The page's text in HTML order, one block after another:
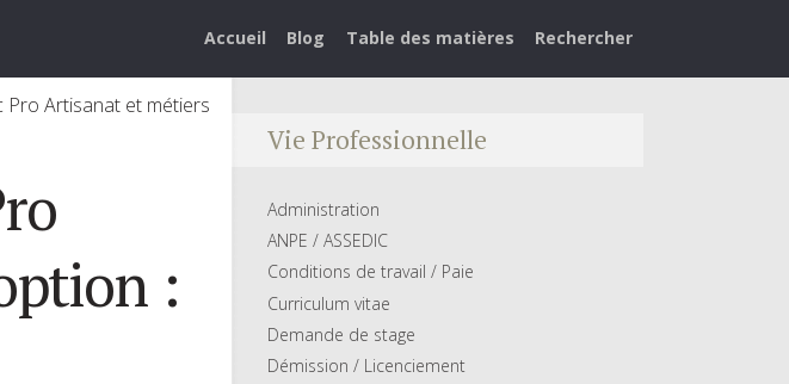
Accueil Blog Table des matières Rechercher
Artisanat et métiers
:
Vie Professionnelle
Administration
ANPE / ASSEDIC
Conditions de travail / Paie
Curriculum vitae
Demande de stage
Démission / Licenciement